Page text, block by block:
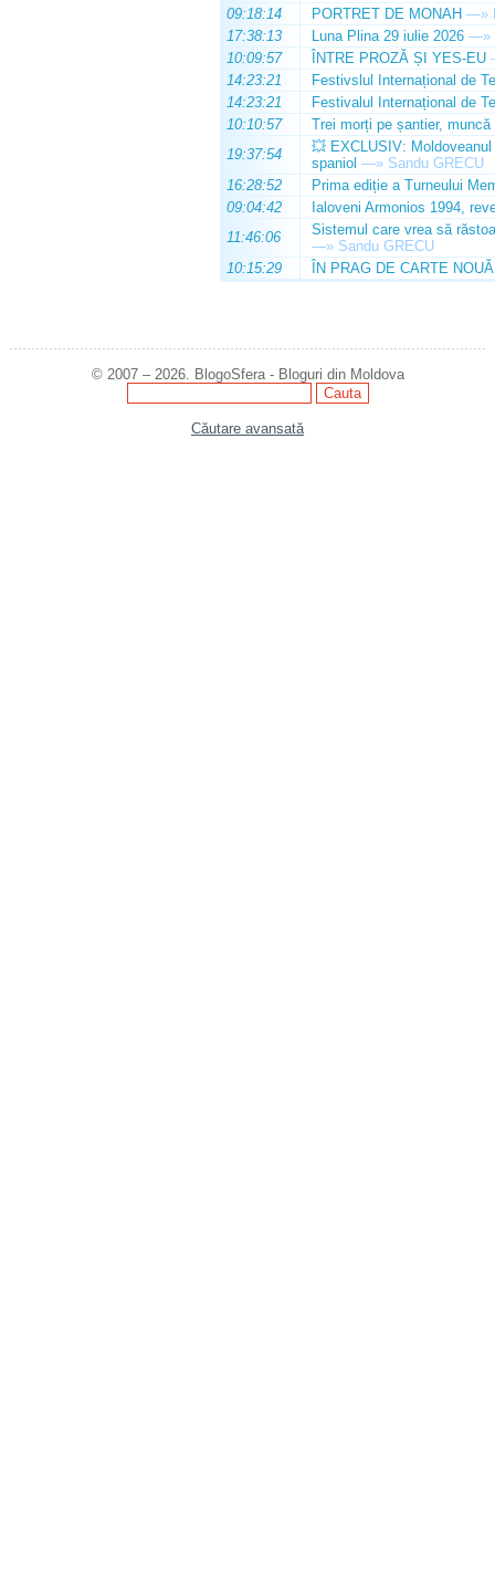
09:18:14
PORTRET DE MONAH —»
17:38:13
Luna Plina 29 iulie 2026 —»
10:09:57
ÎNTRE PROZĂ ȘI YES-EU
14:23:21
Festivslul Internațional de
14:23:21
Festivalul Internațional de
10:10:57
Trei morți pe șantier, muncă
19:37:54
💥 EXCLUSIV:
spaniol —» Sandu GRECU
16:28:52
Prima ediție a Turneului
09:04:42
Ialoveni Armonios 1994,
11:46:06
Sistemul care vrea să
—» Sandu GRECU
10:15:29
ÎN PRAG DE CARTE NOUĂ
© 2007 – 2026. BlogoSfera - Bloguri din Moldova
Căutare avansată